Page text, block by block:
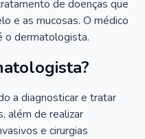
de doenças que
e as mucosas. O médico
o dermatologista.
a diagnosticar e tratar
além de realizar
e cirurgias